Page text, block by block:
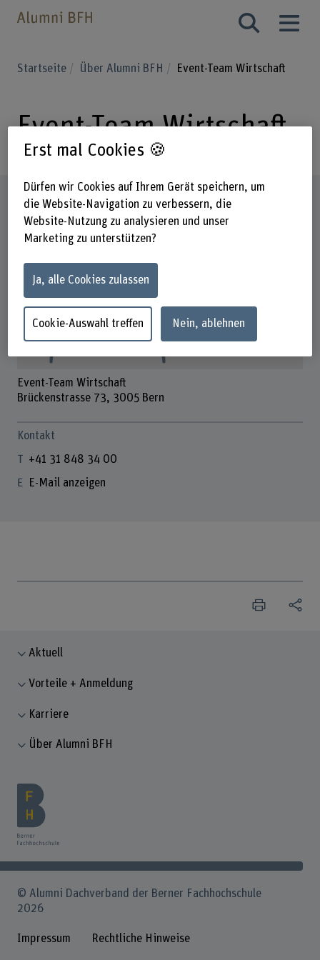
Startseite Über Alumni BFH Event-Team Wirtschaft
Event-Team Wirtschaft
Steckbrief
Event-Team Wirtschaft
Brückenstrasse 73, 3005 Bern
Kontakt
+41 31 848 34 00
E-Mail anzeigen
Aktuell
Vorteile + Anmeldung
Karriere
Über Alumni BFH
© Alumni Dachverband der Berner Fachhochschule
2026
Impressum Rechtliche Hinweise
Erst mal Cookies 🍪
Dürfen wir Cookies auf Ihrem Gerät speichern, um
die Website-Navigation zu verbessern, die
Website-Nutzung zu analysieren und unser
Marketing zu unterstützen?
Ja, alle Cookies zulassen
Cookie-Auswahl treffen Nein, ablehnen